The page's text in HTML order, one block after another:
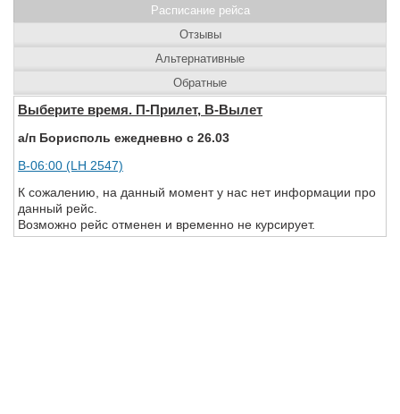
Расписание рейса
Выберите время. П-Прилет, В-Вылет
а/п Борисполь ежедневно с 26.03
В-06:00 (LH 2547)
К сожалению, на данный момент у нас нет информации про
данный рейс.
Возможно рейс отменен и временно не курсирует.
Отзывы
Альтернативные
Обратные